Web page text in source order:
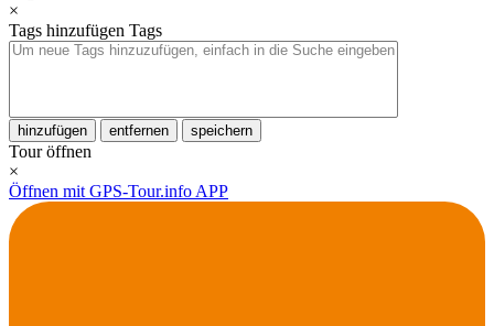
×
Tags hinzufügen Tags
hinzufügen entfernen speichern
Tour öffnen
×
Öffnen mit GPS-Tour.info APP